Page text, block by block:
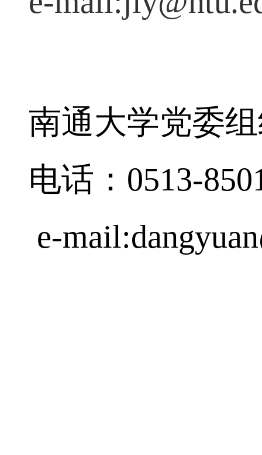
e-
南通大学党委
电话：0513-
e-